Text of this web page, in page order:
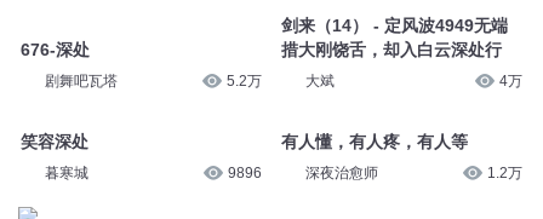
676-深处
剧舞吧瓦塔 5.2万
笑容深处
暮寒城 9896
剑来（14） - 定风波4949无端
措大刚饶舌，却入白云深处行
大斌 4万
有人懂，有人疼，有人等
深夜治愈师 1.2万